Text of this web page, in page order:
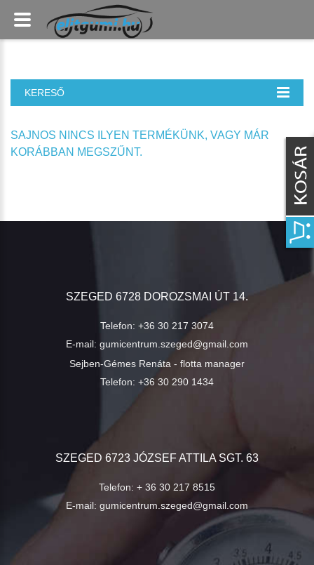
KERESŐ
SAJNOS NINCS ILYEN TERMÉKÜNK, VAGY MÁR
KORÁBBAN MEGSZŰNT.
SZEGED 6728 DOROZSMAI ÚT 14.
Telefon: +36 30 217 3074
E-mail: gumicentrum.szeged@gmail.com
Sejben-Gémes Renáta - flotta manager
Telefon: +36 30 290 1434
SZEGED 6723 JÓZSEF ATTILA SGT. 63
Telefon: + 36 30 217 8515
E-mail: gumicentrum.szeged@gmail.com